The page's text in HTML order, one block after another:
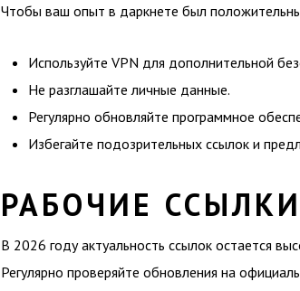
Чтобы ваш опыт в даркнете был
Используйте VPN для дополнительной
Не разглашайте личные данные.
Регулярно обновляйте программное
Избегайте подозрительных ссылок и
РАБОЧИЕ
В 2026 году актуальность ссылок остается
Регулярно проверяйте обновления на